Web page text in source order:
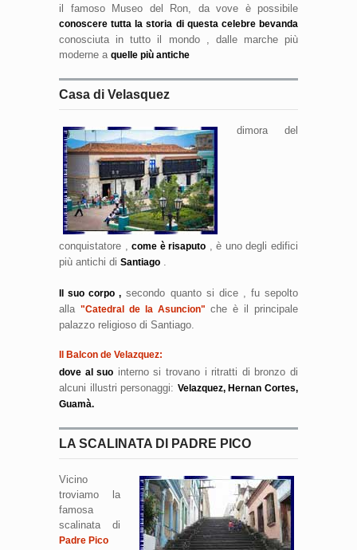
il famoso Museo del Ron, da vove è possibile
conoscere tutta la storia di questa celebre bevanda
conosciuta in tutto il mondo , dalle marche più
moderne a quelle più antiche
Casa di Velasquez
dimora del
conquistatore ,come è risaputo , è uno degli edifici
più antichi di Santiago
Il suo corpo , secondo quanto si dice , fu sepolto
alla "Catedral de la Asuncion" che è il principale
palazzo religioso di Santiago.
Il Balcon de Velazquez:
dove al suo interno si trovano i ritratti di bronzo di
alcuni illustri personaggi: Velazquez, Hernan Cortes,
Guamà.
LA SCALINATA DI PADRE PICO
Vicino
troviamo la
famosa
scalinata di
Padre Pico